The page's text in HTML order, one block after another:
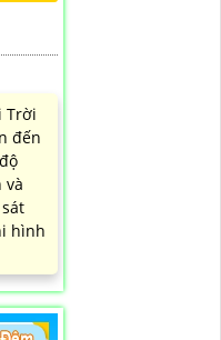
Trời
đến
và
hình